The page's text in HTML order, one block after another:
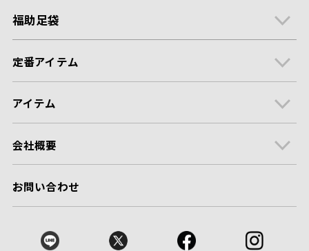
福助足袋
定番アイテム
アイテム
会社概要
お問い合わせ